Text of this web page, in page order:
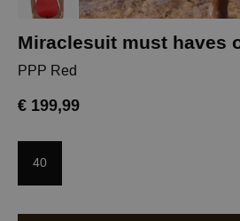
Miraclesuit must haves
PPP Red
€ 199,99
40